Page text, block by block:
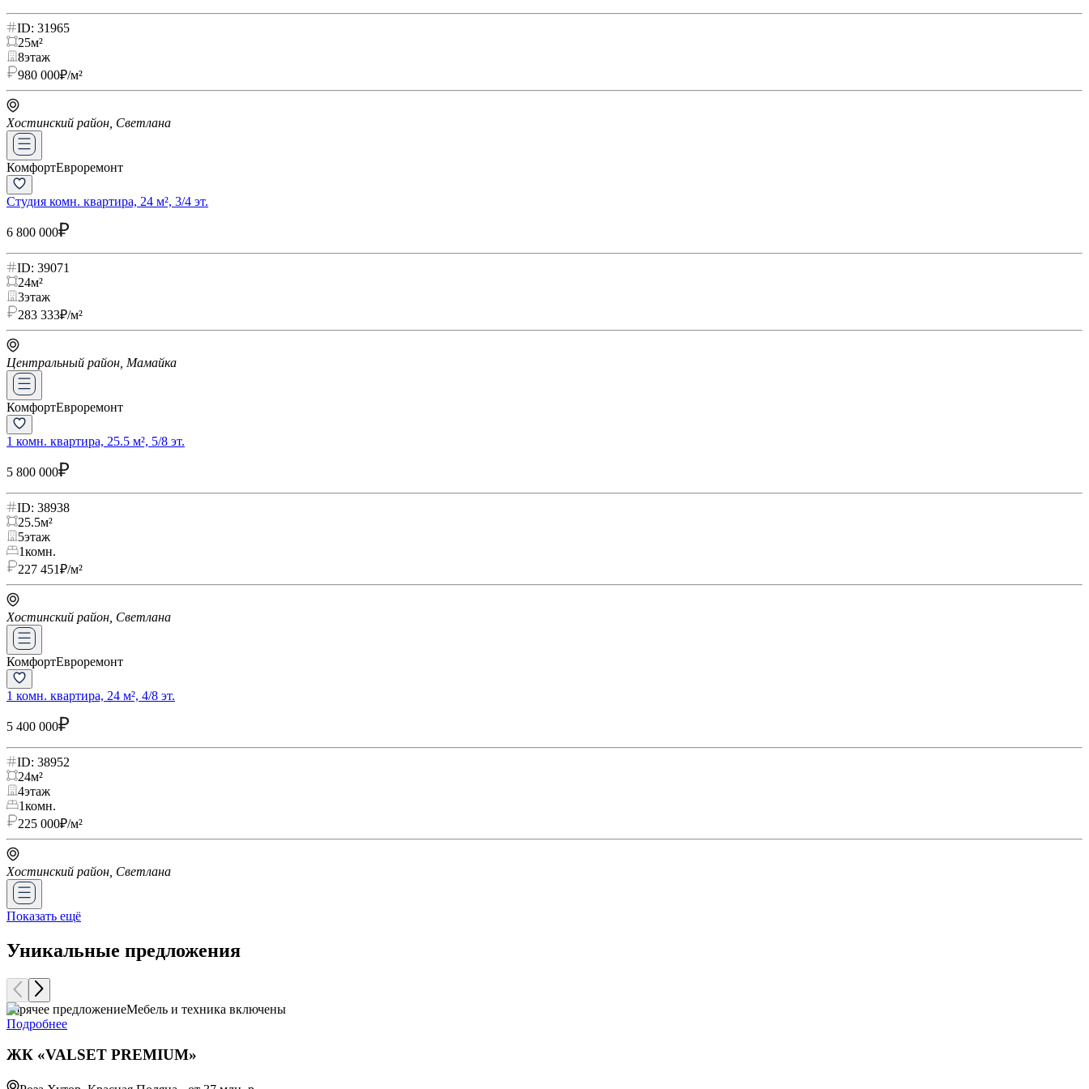
ID: 31965
25м²
8этаж
980 000₽/м²
Хостинский район, Светлана
КомфортЕвроремонт
Студия комн. квартира, 24 м², 3/4 эт.
6 800 000
ID: 39071
24м²
3этаж
283 333₽/м²
Центральный район, Мамайка
КомфортЕвроремонт
1 комн. квартира, 25.5 м², 5/8 эт.
5 800 000
ID: 38938
25.5м²
5этаж
1комн.
227 451₽/м²
Хостинский район, Светлана
КомфортЕвроремонт
1 комн. квартира, 24 м², 4/8 эт.
5 400 000
ID: 38952
24м²
4этаж
1комн.
225 000₽/м²
Хостинский район, Светлана
Показать ещё
Уникальные предложения
Горячее предложениеМебель и техника включены
Подробнее
ЖК «VALSET PREMIUM»